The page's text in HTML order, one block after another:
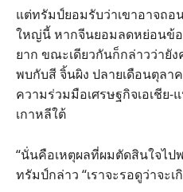
แต่ทรัมป์ยอมรับว่าเขาอาจถ
ใหญ่นี้ หากจีนยอมลดหย่อนข้
ยาก ขณะเดียวกันก็กล่าวว่ายั
พบกับสี จิ้นผิง ปลายเดือนตุล
ความร่วมมือเศรษฐกิจเอเชีย-
เกาหลีใต้
“นั่นคือเหตุผลที่ผมตัดสินใจไป
ทรัมป์กล่าว “เราจะรอดูว่าจะเ